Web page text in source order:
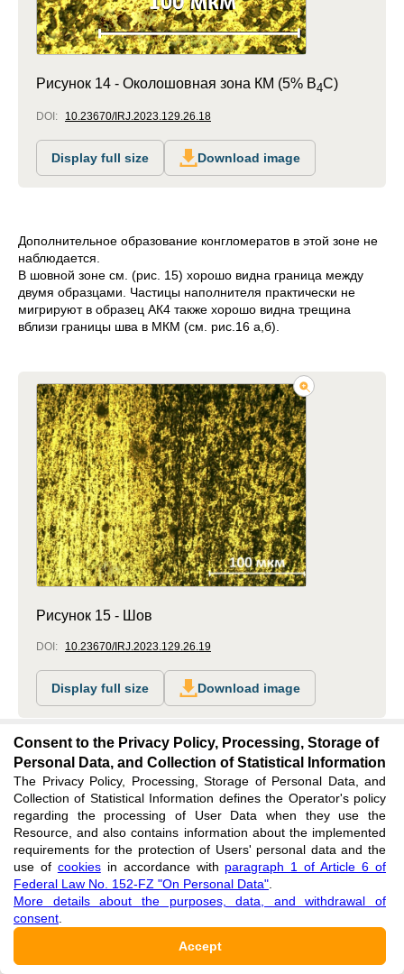
Рисунок 14 - Околошовная зона КМ (5% B4C)
DOI: 10.23670/IRJ.2023.129.26.18
Display full size Download image
Дополнительное образование конгломератов в этой зоне не
наблюдается.
В шовной зоне см. (рис. 15) хорошо видна граница между
двумя образцами. Частицы наполнителя практически не
мигрируют в образец АК4 также хорошо видна трещина
вблизи границы шва в МКМ (см. рис.16 а,б).
Рисунок 15 - Шов
DOI: 10.23670/IRJ.2023.129.26.19
Display full size Download image
Consent to the Privacy Policy, Processing, Storage of
Personal Data, and Collection of Statistical Information
The Privacy Policy, Processing, Storage of Personal Data, and
Collection of Statistical Information defines the Operator's policy
regarding the processing of User Data when they use the
Resource, and also contains information about the implemented
requirements for the protection of Users' personal data and the
use of cookiesin accordance with paragraph 1 of Article 6 of
Federal Law No. 152-FZ "On Personal Data"
More details about the purposes, data, and withdrawal of
consent
Accept